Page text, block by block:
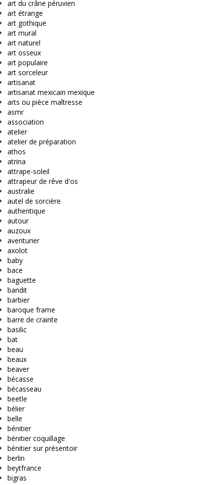
art du crâne péruvien
art étrange
art gothique
art mural
art naturel
art osseux
art populaire
art sorceleur
artisanat
artisanat mexicain mexique
arts ou pièce maîtresse
asmr
association
atelier
atelier de préparation
athos
atrina
attrape-soleil
attrapeur de rêve d'os
australie
autel de sorcière
authentique
autour
auzoux
aventurier
axolot
baby
bace
baguette
bandit
barbier
baroque frame
barre de crainte
basilic
bat
beau
beaux
beaver
bécasse
bécasseau
beetle
bélier
belle
bénitier
bénitier coquillage
bénitier sur présentoir
berlin
beytfrance
bigras